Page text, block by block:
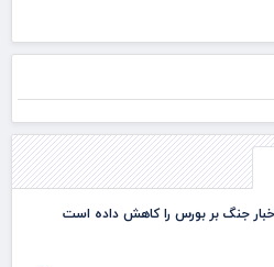
جنگ بر بورس را کاهش داده است